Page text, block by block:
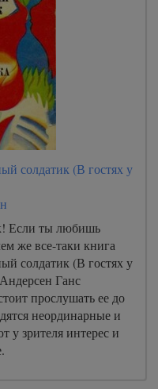
солдатик (В гостях у
Если ты любишь
же все-таки книга
солдатик (В гостях у
Ганс
прослушать ее до
неординарные и
у зрителя интерес и